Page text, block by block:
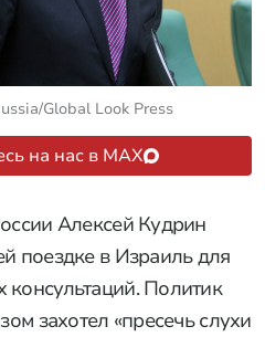
Global Look Press
на нас в MAX
Алексей Кудрин
поездке в Израиль для
Политик
захотел «пресечь слухи